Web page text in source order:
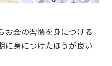
お金の習慣を身につける
に身につけたほうが良い